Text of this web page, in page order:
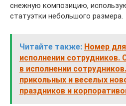
снежную композицию,
статуэтки небольшого размера.
Читайте также: Номер
исполнении сотрудников.
в исполнении
прикольных и веселых
праздников и